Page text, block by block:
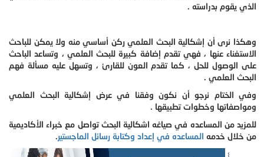
الذي يقوم بدراسته .
وهكذا نرى أن إشكالية البحث العلمي ركن أساسي منه ولا يمكن للباحث
الاستغناء عنها ، فهي تقدم إضافة كبيرة للبحث العلمي ، وتساعد الباحث
على الوصول للحل ، كما تقدم العون للقارئ ، وتسهل عليه مسألة فهم
البحث العلمي .
وفي الختام نرجو أن نكون وفقنا في عرض إشكالية البحث العلمي
ومواصفاتها وخطوات تطبيقها .
للمزيد من المساعده في صياغه اشكالية البحث تواصل مع خبراء الأكاديمية
من خلال خدمه المساعده في إعداد وكتابة رسائل الماجستير.